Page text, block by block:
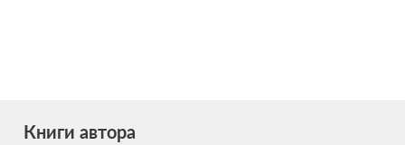
Книги автора